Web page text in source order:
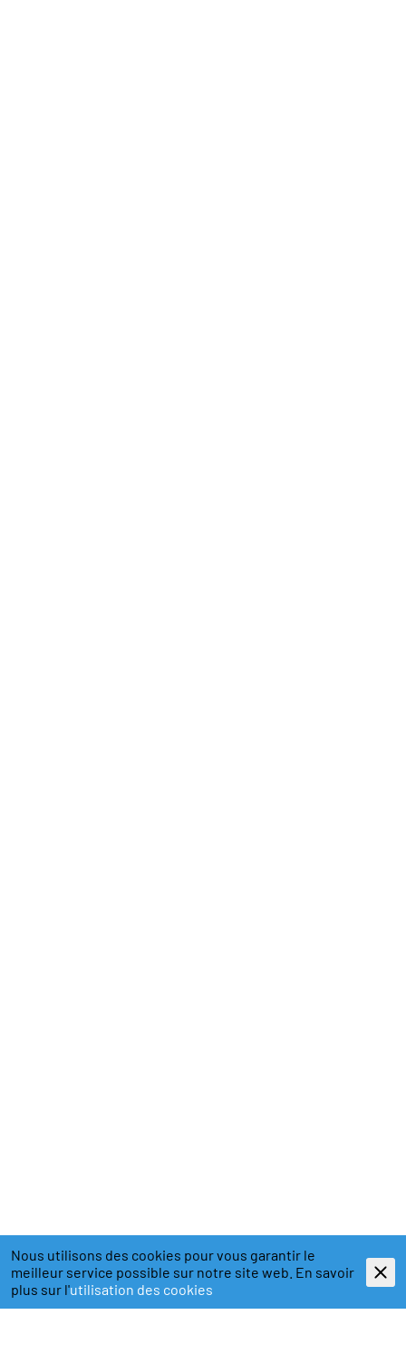
Nous utilisons des cookies pour vous garantir le
meilleur service possible sur notre site web. En savoir
plus sur l'utilisation des cookies